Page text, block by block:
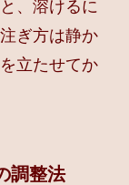
、溶けるに
ぎ方は静か
立たせてか
調整法